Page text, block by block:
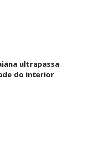
ultrapassa
do interior